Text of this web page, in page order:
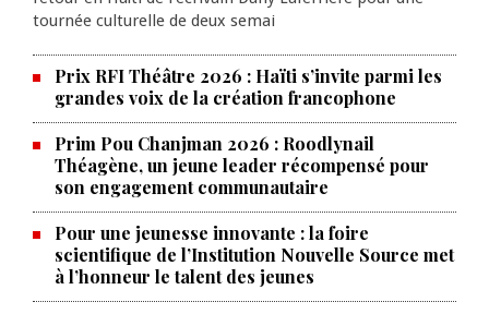
tournée culturelle de deux semai
Prix RFI Théâtre 2026 : Haïti s’invite parmi les
grandes voix de la création francophone
Prim Pou Chanjman 2026 : Roodlynail
Théagène, un jeune leader récompensé pour
son engagement communautaire
Pour une jeunesse innovante : la foire
scientifique de l’Institution Nouvelle Source met
à l’honneur le talent des jeunes
Produire le savoir pour